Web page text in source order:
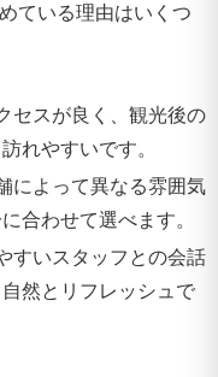
ている理由はいくつ
セスが良く、観光後の
れやすいです。
によって異なる雰囲気
合わせて選べます。
すいスタッフとの会話
然とリフレッシュで